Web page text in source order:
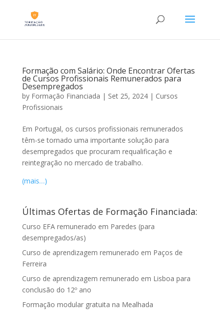
Formação com Salário: Onde Encontrar Ofertas
de Cursos Profissionais Remunerados para
Desempregados
by Formação Financiada | Set 25, 2024| Cursos
Profissionais
Em Portugal, os cursos profissionais remunerados
têm-se tornado uma importante solução para
desempregados que procuram requalificação e
reintegração no mercado de trabalho.
(mais…)
Últimas Ofertas de Formação Financiada:
Curso EFA remunerado em Paredes (para
desempregados/as)
Curso de aprendizagem remunerado em Paços de
Ferreira
Curso de aprendizagem remunerado em Lisboa para
conclusão do 12º ano
Formação modular gratuita na Mealhada